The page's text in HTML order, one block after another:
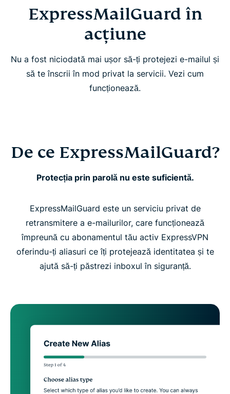
Funcționalități ExpressMailGuard
Întrebări frecvente
ExpressMailGuard în
acțiune
Nu a fost niciodată mai ușor să-ți protejezi e-mailul și
să te înscrii în mod privat la servicii. Vezi cum
funcționează.
De ce ExpressMailGuard?
Protecția prin parolă nu este suficientă.
ExpressMailGuard este un serviciu privat de
retransmitere a e-mailurilor, care funcționează
împreună cu abonamentul tău activ ExpressVPN
oferindu-ți aliasuri ce îți protejează identitatea și te
ajută să-ți păstrezi inboxul în siguranță.